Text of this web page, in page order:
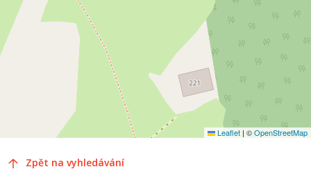
Leaflet | ©OpenStreetMap
Zpět na vyhledávání